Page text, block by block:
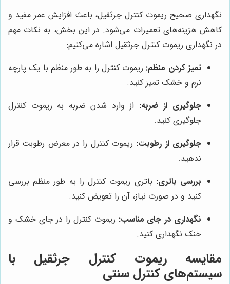
نگهداری صحیح ریموت کنترل جرثقیل، باعث افزایش عمر مفید و
کاهش هزینه‌های تعمیرات می‌شود. در این بخش، به نکات مهم
در نگهداری ریموت کنترل جرثقیل اشاره می‌کنیم:
تمیز کردن منظم: ریموت کنترل را به طور منظم با یک پارچه
نرم و خشک تمیز کنید.
جلوگیری از ضربه: از وارد شدن ضربه به ریموت کنترل
جلوگیری کنید.
جلوگیری از رطوبت: ریموت کنترل را در معرض رطوبت قرار
ندهید.
بررسی باتری: باتری ریموت کنترل را به طور منظم بررسی
کنید و در صورت نیاز، آن را تعویض کنید.
نگهداری در جای مناسب: ریموت کنترل را در جای خشک و
خنک نگهداری کنید.
مقایسه ریموت کنترل جرثقیل با
سیستم‌های کنترل سنتی